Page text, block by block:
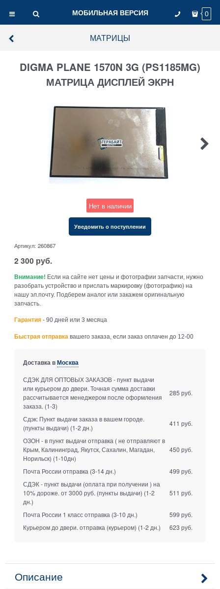
МОБИЛЬНАЯ ВЕРСИЯ 0
МАТРИЦЫ
DIGMA PLANE 1570N 3G (PS1185MG)
МАТРИЦА ДИСПЛЕЙ ЭКРН
Нет в наличии
Уведомить о поступлении
Артикул: 260867
2 300 руб.
Внимание! Если на сайте нет цены и фотографии запчасти, нужно
разобрать устройство и прислать маркировку (фотографию) на
нашу эл.почту. Подберем аналог или закажем оригинальную
запчасть.
Гарантия - 90 дней или 3 месяца
Быстрая отправка вашего заказа, если заказ оплачен до 12-00
Доставка вМосква
СДЭК ДЛЯ ОПТОВЫХ ЗАКАЗОВ - пункт выдачи
или курьером до двери. Точная сумма доставки
рассчитывается менеджером после оформления
заказа. (1-3)
285 руб.
Сдэк: Пункт выдачи заказа в вашем городе.
(пункты выдачи) (1-2 дн.)
411 руб.
ОЗОН - в пункт выдачи отправка ( не отправляют в
Крым, Калининград, Якутск, Сахалин, Магадан,
Норильск) (1-10дн)
450 руб.
Почта России отправка (3-14 дн.)
499 руб.
СДЭК - пункт выдачи (оплата при получении ) на
10% дороже. от 3000 руб. (пункты выдачи) (1-2
дн.)
511 руб.
Почта России 1 класс отправка (3-10 дн.)
599 руб.
Курьером до двери. отправка (курьером) (1-2 дн.) 623 руб.
Описание